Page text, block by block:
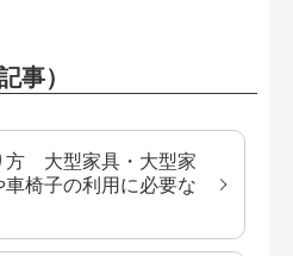
事）
方 大型家具・大型家
椅子の利用に必要な